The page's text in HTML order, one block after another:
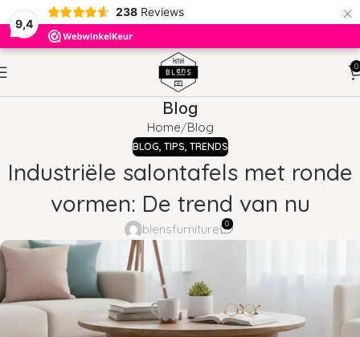
9,4
238 Reviews ×
0
Blog
Home Blog
BLOG, TIPS, TRENDS
Industriële salontafels met ronde
vormen: De trend van nu
blensfurniture 0